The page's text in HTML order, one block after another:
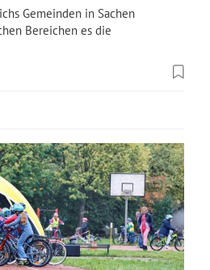
Gemeinden in Sachen
Bereichen es die